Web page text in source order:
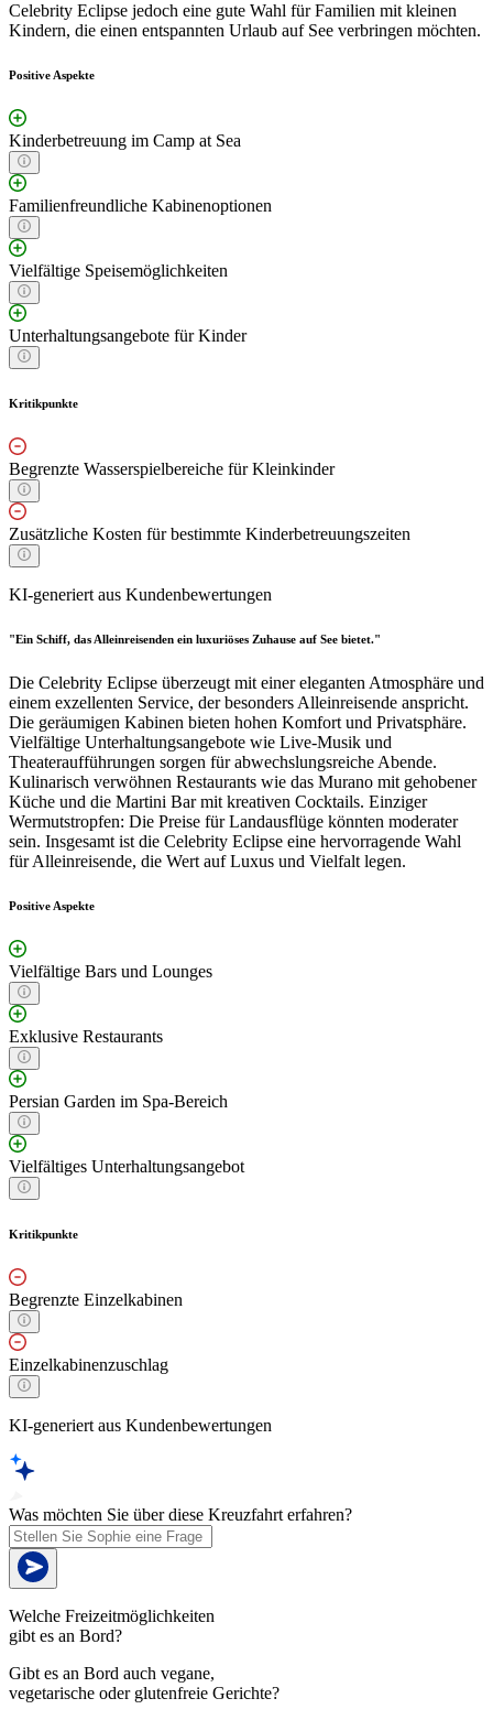
Celebrity Eclipse jedoch eine gute Wahl für Familien mit kleinen
Kindern, die einen entspannten Urlaub auf See verbringen möchten.
Positive Aspekte
Kinderbetreuung im Camp at Sea
Familienfreundliche Kabinenoptionen
Vielfältige Speisemöglichkeiten
Unterhaltungsangebote für Kinder
Kritikpunkte
Begrenzte Wasserspielbereiche für Kleinkinder
Zusätzliche Kosten für bestimmte Kinderbetreuungszeiten
KI-generiert aus Kundenbewertungen
"Ein Schiff, das Alleinreisenden ein luxuriöses Zuhause auf See bietet."
Die Celebrity Eclipse überzeugt mit einer eleganten Atmosphäre und
einem exzellenten Service, der besonders Alleinreisende anspricht.
Die geräumigen Kabinen bieten hohen Komfort und Privatsphäre.
Vielfältige Unterhaltungsangebote wie Live-Musik und
Theateraufführungen sorgen für abwechslungsreiche Abende.
Kulinarisch verwöhnen Restaurants wie das Murano mit gehobener
Küche und die Martini Bar mit kreativen Cocktails. Einziger
Wermutstropfen: Die Preise für Landausflüge könnten moderater
sein. Insgesamt ist die Celebrity Eclipse eine hervorragende Wahl
für Alleinreisende, die Wert auf Luxus und Vielfalt legen.
Positive Aspekte
Vielfältige Bars und Lounges
Exklusive Restaurants
Persian Garden im Spa-Bereich
Vielfältiges Unterhaltungsangebot
Kritikpunkte
Begrenzte Einzelkabinen
Einzelkabinenzuschlag
KI-generiert aus Kundenbewertungen
Was möchten Sie über diese Kreuzfahrt erfahren?
Welche Freizeitmöglichkeiten
gibt es an Bord?
Gibt es an Bord auch vegane,
vegetarische oder glutenfreie Gerichte?